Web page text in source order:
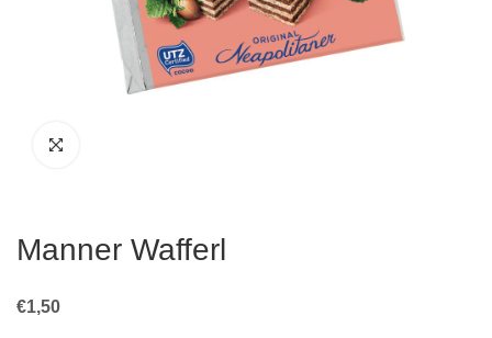
Manner Wafferl
€1,50